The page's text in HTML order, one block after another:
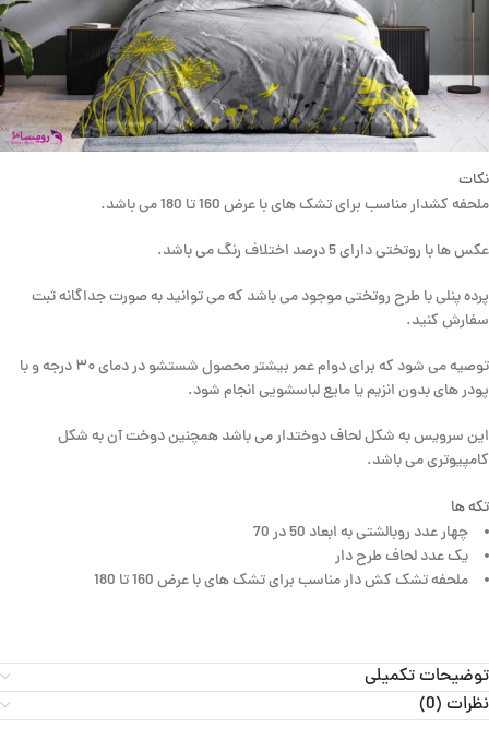
نکات
ملحفه کشدار مناسب برای تشک های با عرض 160 تا 180 می باشد.
عکس ها با روتختی دارای 5 درصد اختلاف رنگ می باشد.
پرده پنلی با طرح روتختی موجود می باشد که می توانید به صورت جداگانه ثبت
سفارش کنید.
توصیه می شود که برای دوام عمر بیشتر محصول شستشو در دمای ۳۰ درجه و با
پودر های بدون انزیم یا مایع لباسشویی انجام شود.
این سرویس به شکل لحاف دوختدار می باشد همچنین دوخت آن به شکل
کامپیوتری می باشد.
تکه ها
چهار عدد روبالشتی به ابعاد 50 در 70
یک عدد لحاف طرح دار
ملحفه تشک کش دار مناسب برای تشک های با عرض 160 تا 180
توضیحات تکمیلی
نظرات (0)